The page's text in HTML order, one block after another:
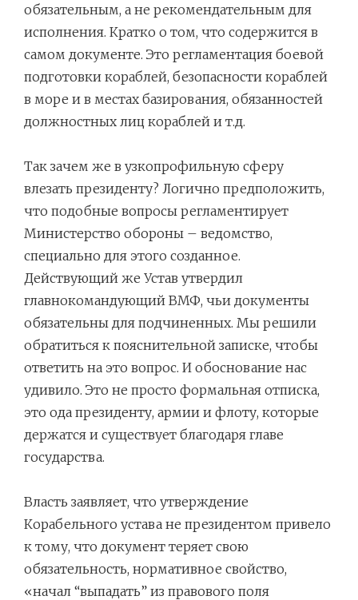
обязательным, а не рекомендательным для
исполнения. Кратко о том, что содержится в
самом документе. Это регламентация боевой
подготовки кораблей, безопасности кораблей
в море и в местах базирования, обязанностей
должностных лиц кораблей и т.д.
Так зачем же в узкопрофильную сферу
влезать президенту? Логично предположить,
что подобные вопросы регламентирует
Министерство обороны – ведомство,
специально для этого созданное.
Действующий же Устав утвердил
главнокомандующий ВМФ, чьи документы
обязательны для подчиненных. Мы решили
обратиться к пояснительной записке, чтобы
ответить на это вопрос. И обоснование нас
удивило. Это не просто формальная отписка,
это ода президенту, армии и флоту, которые
держатся и существует благодаря главе
государства.
Власть заявляет, что утверждение
Корабельного устава не президентом привело
к тому, что документ теряет свою
обязательность, нормативное свойство,
«начал “выпадать” из правового поля